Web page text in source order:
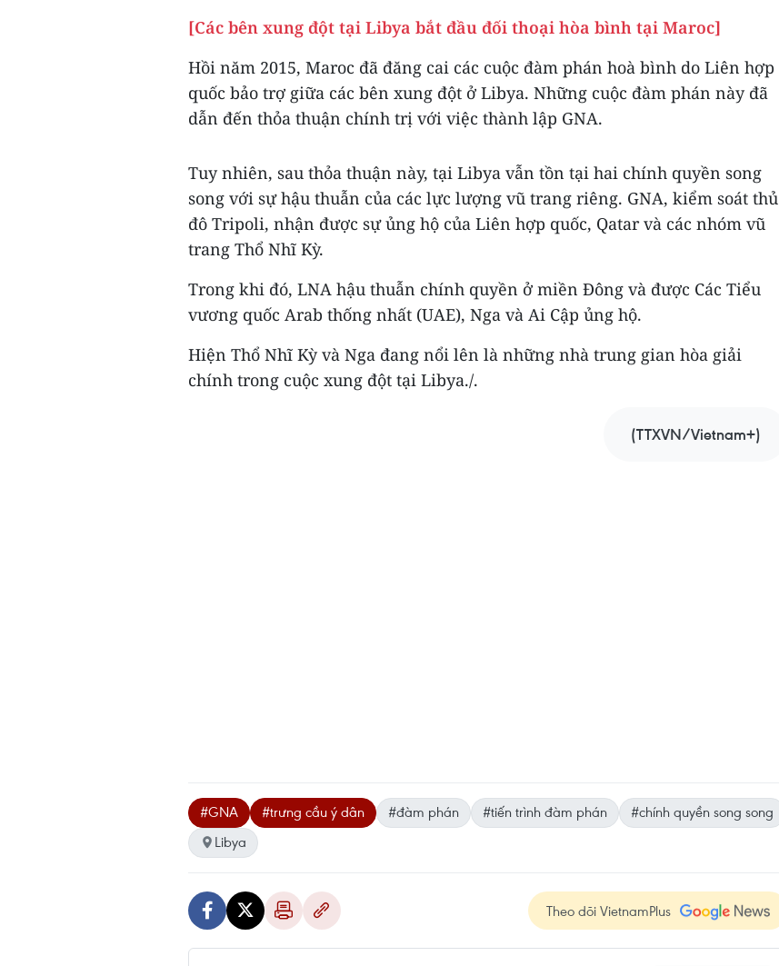
[Các bên xung đột tại Libya bắt đầu đối thoại hòa bình tại Maroc]
Hồi năm 2015, Maroc đã đăng cai các cuộc đàm phán hoà bình do Liên hợp
quốc bảo trợ giữa các bên xung đột ở Libya. Những cuộc đàm phán này đã
dẫn đến thỏa thuận chính trị với việc thành lập GNA.
Tuy nhiên, sau thỏa thuận này, tại Libya vẫn tồn tại hai chính quyền song
song với sự hậu thuẫn của các lực lượng vũ trang riêng. GNA, kiểm soát thủ
đô Tripoli, nhận được sự ủng hộ của Liên hợp quốc, Qatar và các nhóm vũ
trang Thổ Nhĩ Kỳ.
Trong khi đó, LNA hậu thuẫn chính quyền ở miền Đông và được Các Tiểu
vương quốc Arab thống nhất (UAE), Nga và Ai Cập ủng hộ.
Hiện Thổ Nhĩ Kỳ và Nga đang nổi lên là những nhà trung gian hòa giải
chính trong cuộc xung đột tại Libya./.
(TTXVN/Vietnam+)
#GNA #trưng cầu ý dân #đàm phán #tiến trình đàm phán
#chính quyền song song
Libya
Theo dõi VietnamPlus